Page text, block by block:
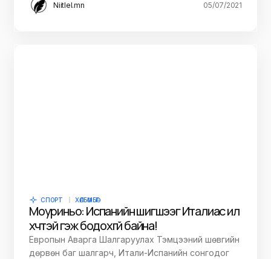
Niitlel.mn 05/07/2021
СПОРТ ХӨЛБӨМБӨГ
Моуриньо: Испанийн шигшээг Италиас илүү
хүчтэй гэж бодохгүй байна!
Европын Аварга Шалгаруулах Тэмцээний шөвгийн
дөрвөн баг шалгарч, Итали-Испанийн сонгодог